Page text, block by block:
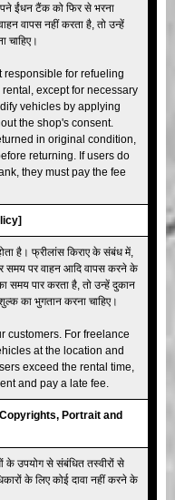
ईंधन टैंक को फिर से भरना
वापस नहीं करता है, तो उन्हें
चाहिए।
responsible for refueling
except for necessary
vehicles by applying
the shop's consent.
in original condition,
returning. If users do
they must pay the fee
है। फ्रीलांस किराए के संबंध में,
और समय पर वाहन आदि वापस करने के
समय पार करता है, तो उन्हें दुकान
का भुगतान करना चाहिए।
customers. For freelance
at the location and
exceed the rental time,
and pay a late fee.
/ Copyrights, Portrait and
के उपयोग से संबंधित तस्वीरों से
के लिए कोई दावा नहीं करने के